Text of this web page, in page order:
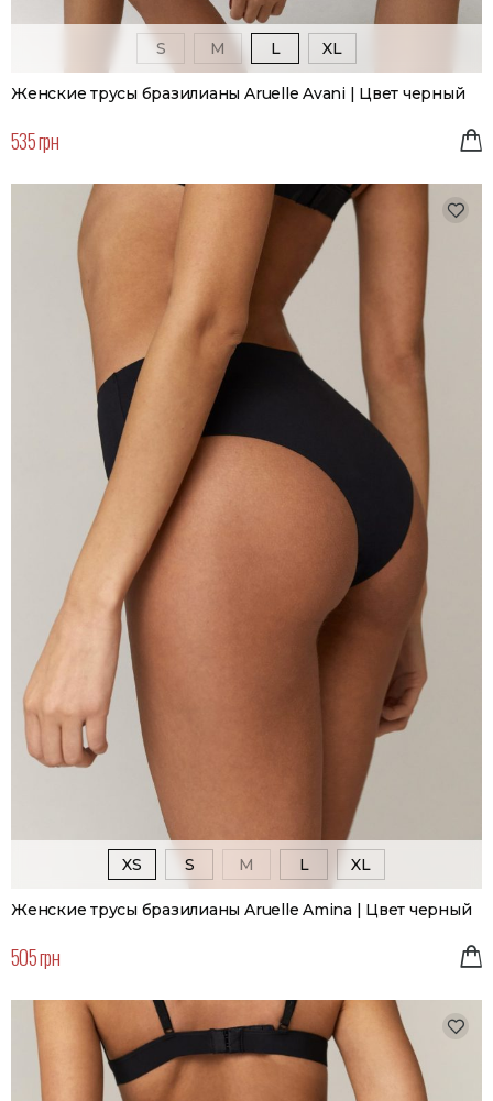
S M L XL
Женские трусы бразилианы Aruelle Avani | Цвет черный
535 грн
XS S M L XL
Женские трусы бразилианы Aruelle Amina | Цвет черный
505 грн